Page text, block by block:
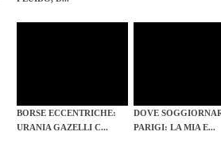
BORSE ECCENTRICHE:
URANIA GAZELLI C...
DOVE
PARIGI: LA MIA E...